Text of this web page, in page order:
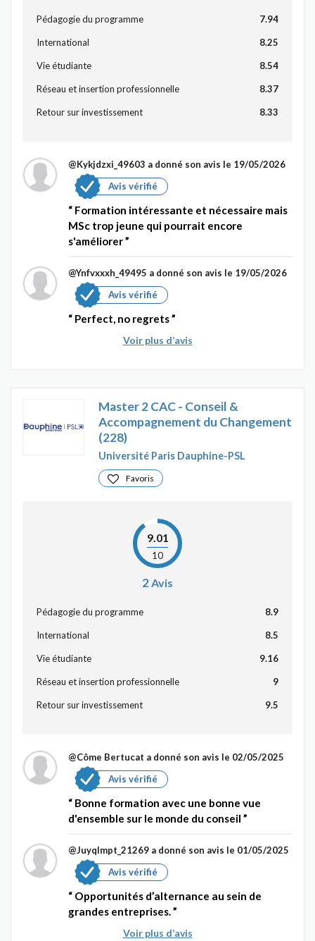
Pédagogie du programme 7.94
International 8.25
Vie étudiante 8.54
Réseau et insertion professionnelle 8.37
Retour sur investissement 8.33
@Kykjdzxi_49603 a donné son avis le 19/05/2026
Avis vérifié
Formation intéressante et nécessaire mais
MSc trop jeune qui pourrait encore
s'améliorer
@Ynfvxxxh_49495 a donné son avis le 19/05/2026
Avis vérifié
Perfect, no regrets
Voir plus d’avis
Master 2 CAC - Conseil &
Accompagnement du Changement
(228)
Université Paris Dauphine-PSL
Favoris
9.01
10
2Avis
Pédagogie du programme 8.9
International 8.5
Vie étudiante 9.16
Réseau et insertion professionnelle 9
Retour sur investissement 9.5
@Côme Bertucat a donné son avis le 02/05/2025
Avis vérifié
Bonne formation avec une bonne vue
d'ensemble sur le monde du conseil
@Juyqlmpt_21269 a donné son avis le 01/05/2025
Avis vérifié
Opportunités d’alternance au sein de
grandes entreprises.
Voir plus d’avis